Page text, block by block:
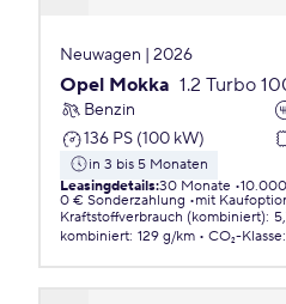
Neuwagen | 2026
Opel Mokka 1.2 Turbo
Benzin
136 PS (100 kW)
in 3 bis 5 Monaten
Leasingdetails:30 Monate
0 € Sonderzahlung
mit
Kraftstoffverbrauch (kombiniert):
kombiniert: 129 g/km CO₂-Klasse: